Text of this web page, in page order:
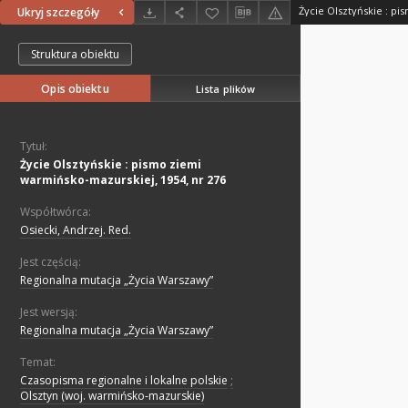
Ukryj szczegóły
Struktura obiektu
Opis obiektu Lista plików
Tytuł:
Życie Olsztyńskie : pismo ziemi
warmińsko-mazurskiej, 1954, nr 276
Współtwórca:
Osiecki, Andrzej. Red.
Jest częścią:
Regionalna mutacja „Życia Warszawy”
Jest wersją:
Regionalna mutacja „Życia Warszawy”
Temat:
Czasopisma regionalne i lokalne polskie ;
Olsztyn (woj. warmińsko-mazurskie)